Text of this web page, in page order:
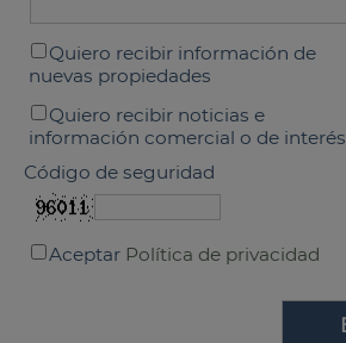
Quiero recibir información de
nuevas propiedades
Quiero recibir noticias e
información comercial o de interés
Código de seguridad
Aceptar Política de privacidad